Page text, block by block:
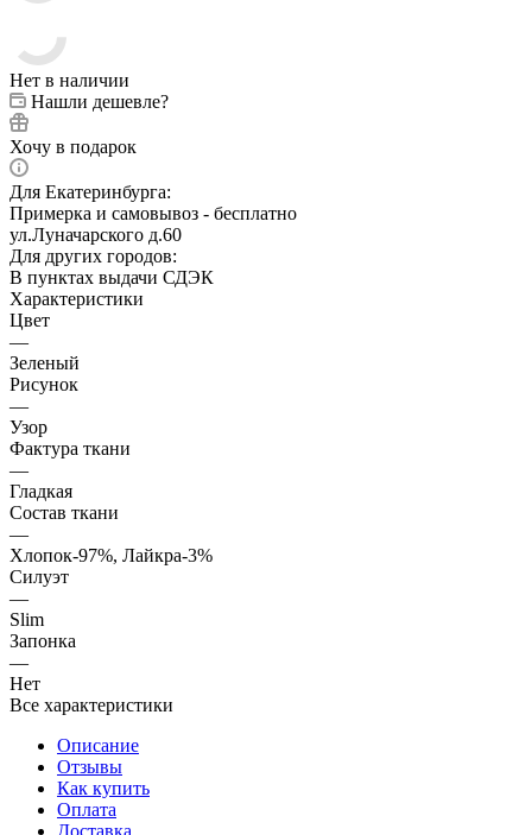
Нет в наличии
Нашли дешевле?
Хочу в подарок
Для Екатеринбурга:
Примерка и самовывоз - бесплатно
ул.Луначарского д.60
Для других городов:
В пунктах выдачи СДЭК
Характеристики
Цвет
—
Зеленый
Рисунок
—
Узор
Фактура ткани
—
Гладкая
Состав ткани
—
Хлопок-97%, Лайкра-3%
Силуэт
—
Slim
Запонка
—
Нет
Все характеристики
Описание
Отзывы
Как купить
Оплата
Доставка